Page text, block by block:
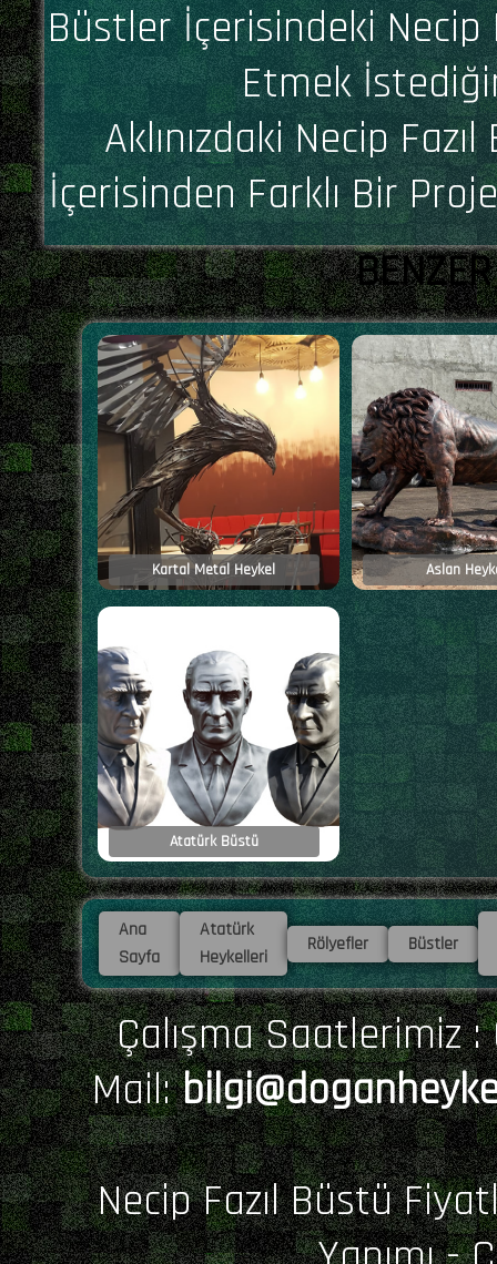
Büstler İçerisindeki Necip
Etmek
Aklınızdaki Necip
İçerisinden Farklı Bir
Kartal Metal Heykel Aslan
Atatürk Büstü
Ana
Sayfa
Atatürk
Heykelleri
Rölyefler Büstler
Çalışma Saatlerimiz
Mail:
Necip Fazıl Büstü